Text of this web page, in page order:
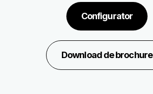
Configurator
Download de brochure